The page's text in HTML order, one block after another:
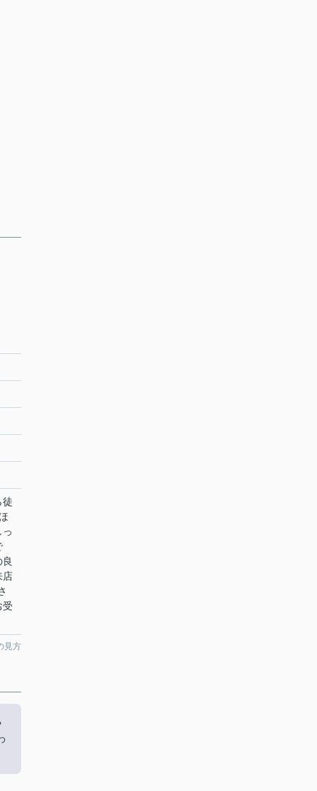
徒
店
受
見方